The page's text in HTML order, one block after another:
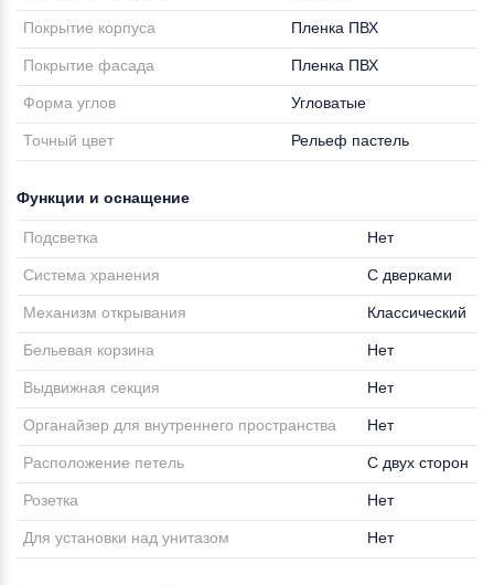
Покрытие корпуса Пленка ПВХ
Покрытие фасада Пленка ПВХ
Форма углов Угловатые
Точный цвет Рельеф пастель
Функции и оснащение
Подсветка Нет
Система хранения С дверками
Механизм открывания Классический
Бельевая корзина Нет
Выдвижная секция Нет
Органайзер для внутреннего пространства Нет
Расположение петель С двух сторон
Розетка Нет
Для установки над унитазом Нет